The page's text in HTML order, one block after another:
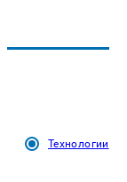
Технологии